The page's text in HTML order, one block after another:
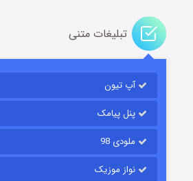
باب اسفنجی فصل ۱۷
قسمت۶ (زیرنویس)
تبلیغات متنی
آپ تیون
پنل پیامک
ملودی 98
نواز موزیک